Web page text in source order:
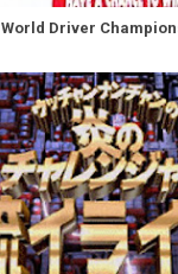
World Driver